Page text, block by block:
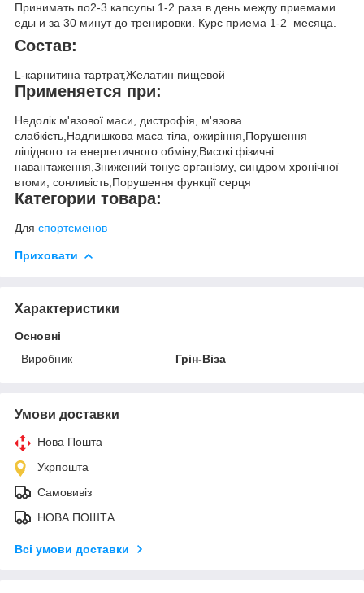
Принимать по2-3 капсулы 1-2 раза в день между приемами
еды и за 30 минут до тренировки. Курс приема 1-2 месяца.
Состав:
L-карнитина тартрат,Желатин пищевой
Применяется при:
Недолік м'язової маси, дистрофія, м'язова
слабкість,Надлишкова маса тіла, ожиріння,Порушення
ліпідного та енергетичного обміну,Високі фізичні
навантаження,Знижений тонус організму, синдром хронічної
втоми, сонливість,Порушення функції серця
Категории товара:
Для спортсменов
Приховати
Характеристики
Основні
Виробник
Грін-Віза
Умови доставки
Нова Пошта
Укрпошта
Самовивіз
НОВА ПОШТА
Всі умови доставки